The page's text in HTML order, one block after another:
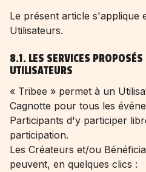
Le présent article s'applique
Utilisateurs.
8.1. LES SERVICES
UTILISATEURS
« Tribee » permet à un
Cagnotte pour tous les
Participants d'y participer
participation.
Les Créateurs et/ou
peuvent, en quelques clics :